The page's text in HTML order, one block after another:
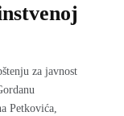
za javnost
Petkovića,